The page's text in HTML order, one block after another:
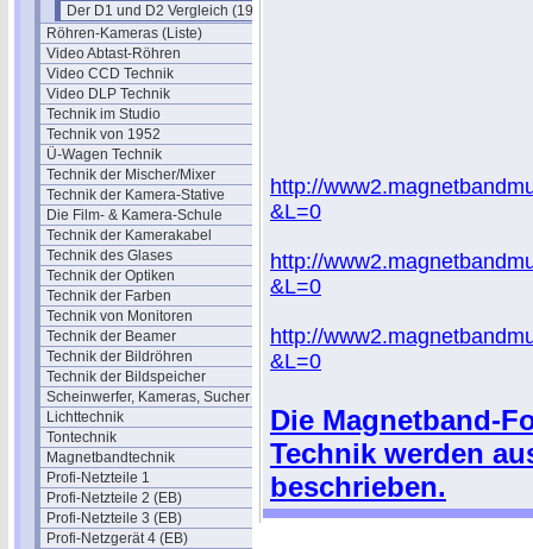
Der D1 und D2 Vergleich (1989)
Röhren-Kameras (Liste)
Video Abtast-Röhren
Video CCD Technik
Video DLP Technik
Technik im Studio
Technik von 1952
Ü-Wagen Technik
Technik der Mischer/Mixer
Technik der Kamera-Stative
Die Film- & Kamera-Schule
Technik der Kamerakabel
Technik des Glases
Technik der Optiken
Technik der Farben
Technik von Monitoren
Technik der Beamer
Technik der Bildröhren
Technik der Bildspeicher
Scheinwerfer, Kameras, Sucher
Lichttechnik
Tontechnik
Magnetbandtechnik
Profi-Netzteile 1
Profi-Netzteile 2 (EB)
Profi-Netzteile 3 (EB)
Profi-Netzgerät 4 (EB)
http://
&L=0
http://
&L=0
http://
&L=0
Die Magnetband-
Technik werden
beschrieben.